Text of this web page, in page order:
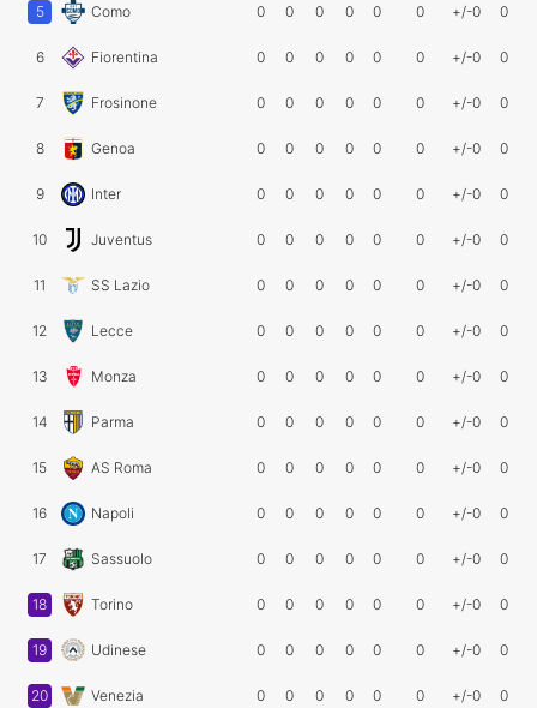
5 Como 0 0 0 0 0 0 +/-0 0
6 Fiorentina 0 0 0 0 0 0 +/-0 0
7 Frosinone 0 0 0 0 0 0 +/-0 0
8 Genoa 0 0 0 0 0 0 +/-0 0
9 Inter 0 0 0 0 0 0 +/-0 0
10 Juventus 0 0 0 0 0 0 +/-0 0
11 SS Lazio 0 0 0 0 0 0 +/-0 0
12 Lecce 0 0 0 0 0 0 +/-0 0
13 Monza 0 0 0 0 0 0 +/-0 0
14 Parma 0 0 0 0 0 0 +/-0 0
15 AS Roma 0 0 0 0 0 0 +/-0 0
16 Napoli 0 0 0 0 0 0 +/-0 0
17 Sassuolo 0 0 0 0 0 0 +/-0 0
18 Torino 0 0 0 0 0 0 +/-0 0
19 Udinese 0 0 0 0 0 0 +/-0 0
20 Venezia 0 0 0 0 0 0 +/-0 0